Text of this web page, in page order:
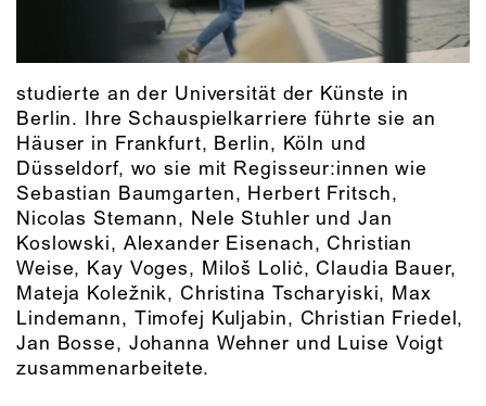
studierte an der Universität der Künste in
Berlin. Ihre Schauspielkarriere führte sie an
Häuser in Frankfurt, Berlin, Köln und
Düsseldorf, wo sie mit Regisseur:innen wie
Sebastian Baumgarten, Herbert Fritsch,
Nicolas Stemann, Nele Stuhler und Jan
Koslowski, Alexander Eisenach, Christian
Weise, Kay Voges, Miloš Loliċ, Claudia Bauer,
Mateja Koležnik, Christina Tscharyiski, Max
Lindemann, Timofej Kuljabin, Christian Friedel,
Jan Bosse, Johanna Wehner und Luise Voigt
zusammenarbeitete.